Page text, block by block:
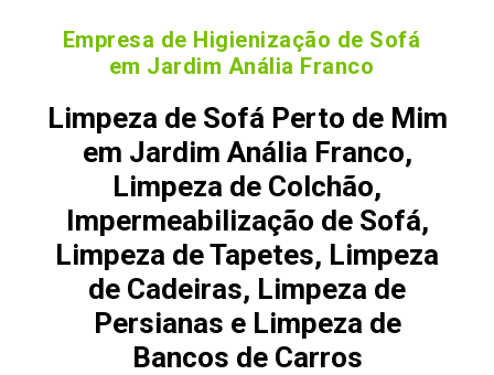
Empresa de Higienização de Sofá
em Jardim Anália Franco
Limpeza de Sofá Perto de Mim
em Jardim Anália Franco,
Limpeza de Colchão,
Impermeabilização de Sofá,
Limpeza de Tapetes, Limpeza
de Cadeiras, Limpeza de
Persianas e Limpeza de
Bancos de Carros